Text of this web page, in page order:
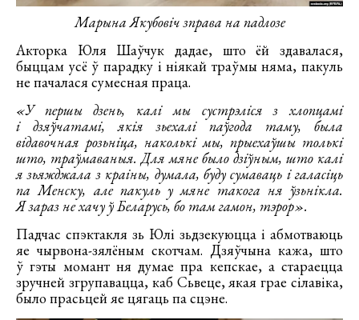
Марына Якубовіч зправа на падлозе
Акторка Юля Шаўчук дадае, што ёй здавалася,
быццам усё ў парадку і ніякай траўмы няма, пакуль
не пачалася сумесная праца.
«У першы дзень, калі мы сустрэліся з хлопцамі
і дзяўчатамі, якія зьехалі паўгода таму, была
відавочная розьніца, наколькі мы, прыехаўшы толькі
што, траўмаваныя. Для мяне было дзіўным, што калі
я зьяжджала з краіны, думала, буду сумаваць і галасіць
па Менску, але пакуль у мяне такога ня ўзьнікла.
Я зараз не хачу ў Беларусь, бо там гамон, тэрор».
Падчас спэктакля зь Юлі зьдзекуюцца і абмотваюць
яе чырвона-зялёным скотчам. Дзяўчына кажа, што
ў гэты момант ня думае пра кепскае, а стараецца
зручней згрупавацца, каб Сьвеце, якая грае сілавіка,
было прасьцей яе цягаць па сцэне.